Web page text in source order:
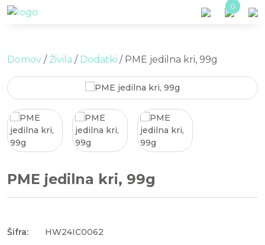
Skip to main content 0
Domov / Živila / Dodatki / PME jedilna kri, 99g
PME jedilna kri, 99g
Šifra: HW24IC0062